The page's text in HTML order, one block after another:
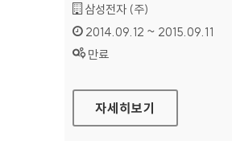
기관명 :
삼성전자 (주)
인증기간 :
2014.09.12 ~ 2015.09.11
상태 :
만료
삼성전자 승마단 홈페이지
자세히보기